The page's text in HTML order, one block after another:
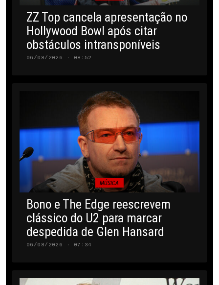
ZZ Top cancela apresentação no
Hollywood Bowl após citar
obstáculos intransponíveis
06/08/2026 · 08:52
MÚSICA
Bono e The Edge reescrevem
clássico do U2 para marcar
despedida de Glen Hansard
06/08/2026 · 07:34